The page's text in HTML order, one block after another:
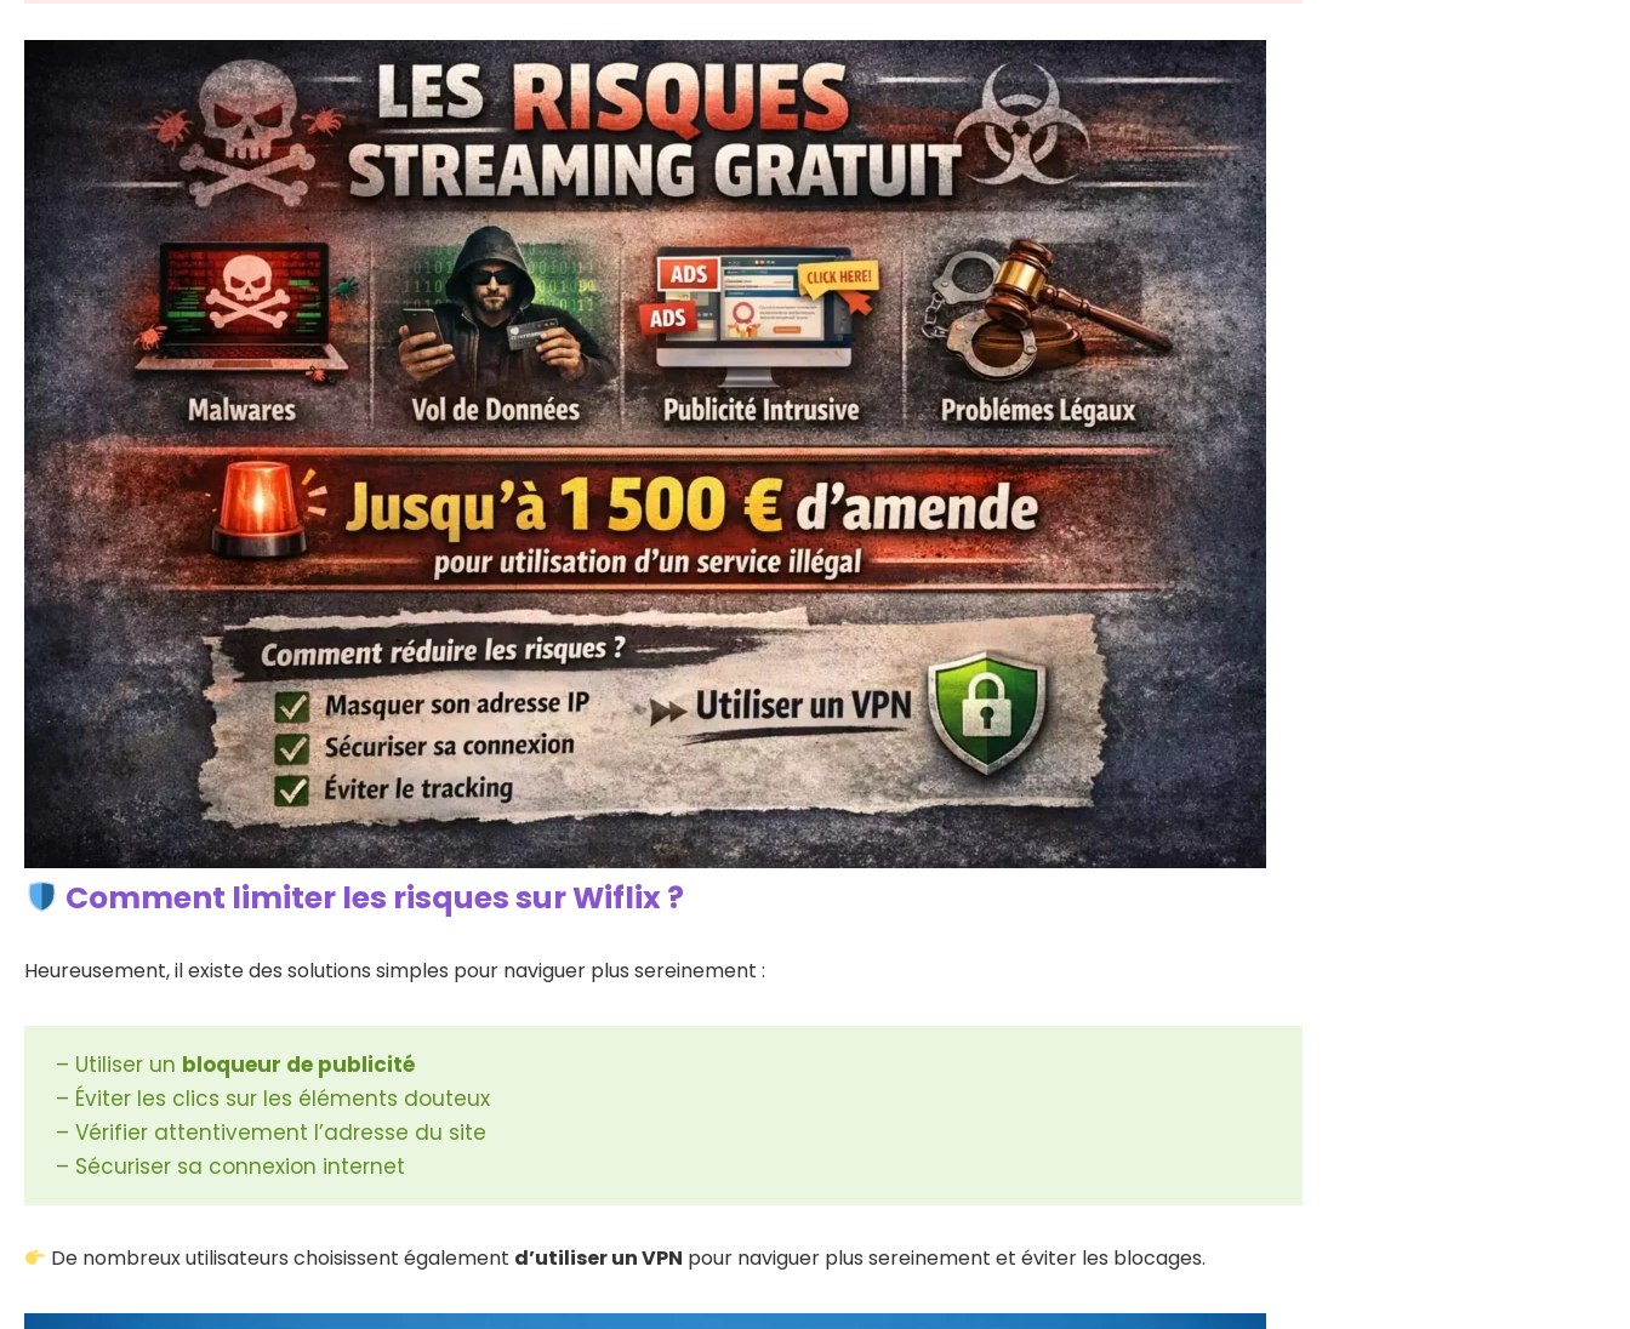
Comment limiter les risques sur Wiflix ?
Heureusement, il existe des solutions simples pour naviguer plus sereinement :
– Utiliser un bloqueur de publicité
– Éviter les clics sur les éléments douteux
– Vérifier attentivement l’adresse du site
– Sécuriser sa connexion internet
De nombreux utilisateurs choisissent également d’utiliser un VPN pour naviguer plus sereinement et éviter les blocages.